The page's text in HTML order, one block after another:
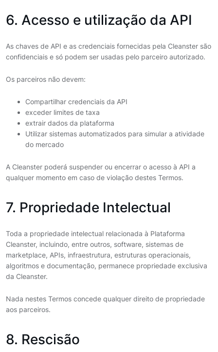
6. Acesso e utilização da API
As chaves de API e as credenciais fornecidas pela Cleanster são
confidenciais e só podem ser usadas pelo parceiro autorizado.
Os parceiros não devem:
Compartilhar credenciais da API
exceder limites de taxa
extrair dados da plataforma
Utilizar sistemas automatizados para simular a atividade
do mercado
A Cleanster poderá suspender ou encerrar o acesso à API a
qualquer momento em caso de violação destes Termos.
7. Propriedade Intelectual
Toda a propriedade intelectual relacionada à Plataforma
Cleanster, incluindo, entre outros, software, sistemas de
marketplace, APIs, infraestrutura, estruturas operacionais,
algoritmos e documentação, permanece propriedade exclusiva
da Cleanster.
Nada nestes Termos concede qualquer direito de propriedade
aos parceiros.
8. Rescisão